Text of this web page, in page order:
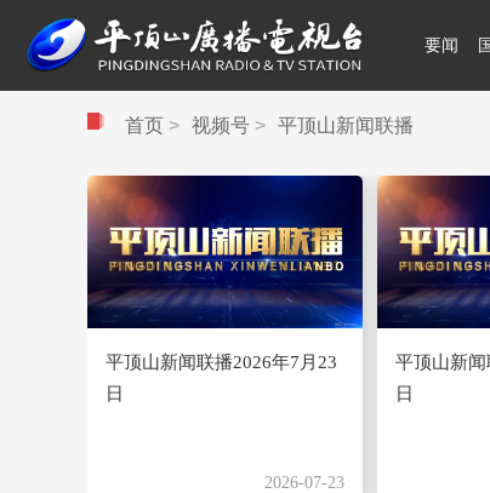
要闻
首页 > 视频号 > 平顶山新闻联播
平顶山新闻联播2026年7月23
日
2026-07-23
平顶山新闻
日